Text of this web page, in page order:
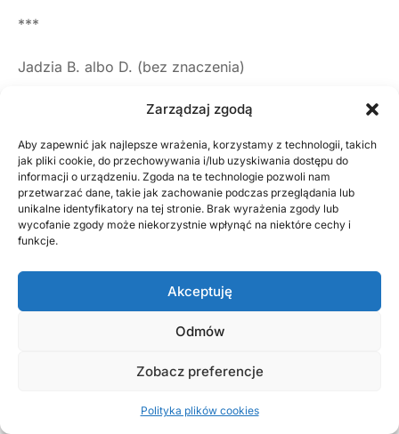
Zarządzaj zgodą
Aby zapewnić jak najlepsze wrażenia, korzystamy z technologii, takich
jak pliki cookie, do przechowywania i/lub uzyskiwania dostępu do
informacji o urządzeniu. Zgoda na te technologie pozwoli nam
przetwarzać dane, takie jak zachowanie podczas przeglądania lub
unikalne identyfikatory na tej stronie. Brak wyrażenia zgody lub
wycofanie zgody może niekorzystnie wpłynąć na niektóre cechy i
funkcje.
Akceptuję
Odmów
Zobacz preferencje
Polityka plików cookies
***
Jadzia B. albo D. (bez znaczenia)
Ćwiczy mięśnia płuc i podniebienia
Ważne to! Śpiew rzecz bliska
Zwłaszcza w blasku ogniska!
Lecz poległa! Miast śpiewu – rzężenia!
***
Pewna Jadzia z palcem na globusie
Chce wędrować tam, gdzie żyją strusie
U przyjaciół zataja